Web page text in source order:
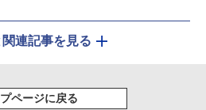
関連記事を見る
プページに戻る